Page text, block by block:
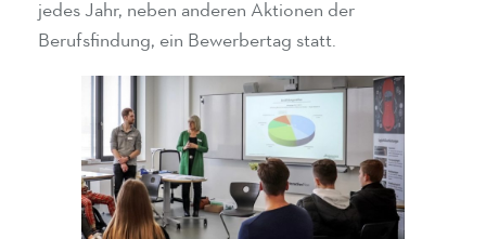
jedes Jahr, neben anderen Aktionen der
Berufsfindung, ein Bewerbertag statt.